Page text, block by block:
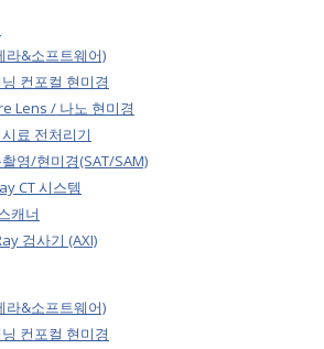
라&소프트웨어)
컨포컬 현미경
Lens / 나노 현미경
료 전처리기
영/현미경(SAT/SAM)
CT 시스템
캐너
검사기 (AXI)
라&소프트웨어)
컨포컬 현미경